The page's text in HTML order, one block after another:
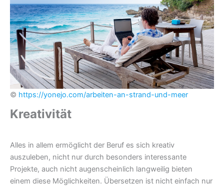
© https://yonejo.com/arbeiten-an-strand-und-meer
Kreativität
Alles in allem ermöglicht der Beruf es sich kreativ
auszuleben, nicht nur durch besonders interessante
Projekte, auch nicht augenscheinlich langweilig bieten
einem diese Möglichkeiten. Übersetzen ist nicht einfach nur